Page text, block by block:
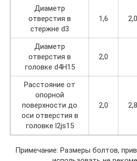
Диаметр
отверстия в
стержне d3
1,6 2,0
Диаметр
отверстия в
головке d4Н15
2,0
Расстояние от
опорной
поверхности до
оси отверстия в
головке l2js15
2,0 2,8
Примечание: Размеры болтов,